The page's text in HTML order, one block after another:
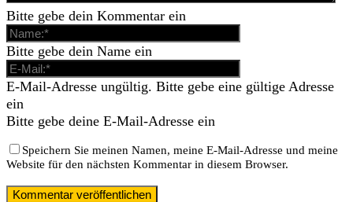
Bitte gebe dein Kommentar ein
Bitte gebe dein Name ein
E-Mail-Adresse ungültig. Bitte gebe eine gültige Adresse
ein
Bitte gebe deine E-Mail-Adresse ein
Speichern Sie meinen Namen, meine E-Mail-Adresse und meine
Website für den nächsten Kommentar in diesem Browser.